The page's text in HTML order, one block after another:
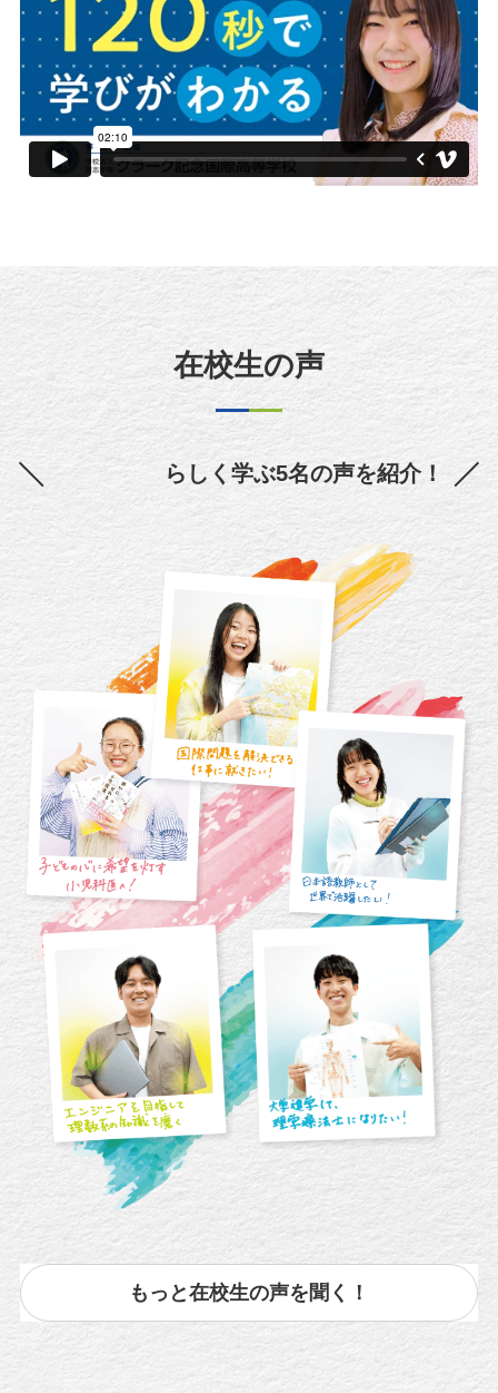
在校生の声
らしく学ぶ5名の声を紹介！
もっと在校生の声を聞く！